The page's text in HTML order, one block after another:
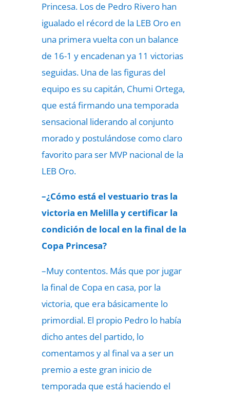
Princesa. Los de Pedro Rivero han
igualado el récord de la LEB Oro en
una primera vuelta con un balance
de 16-1 y encadenan ya 11 victorias
seguidas. Una de las figuras del
equipo es su capitán, Chumi Ortega,
que está firmando una temporada
sensacional liderando al conjunto
morado y postulándose como claro
favorito para ser MVP nacional de la
LEB Oro.
–¿Cómo está el vestuario tras la
victoria en Melilla y certificar la
condición de local en la final de la
Copa Princesa?
–Muy contentos. Más que por jugar
la final de Copa en casa, por la
victoria, que era básicamente lo
primordial. El propio Pedro lo había
dicho antes del partido, lo
comentamos y al final va a ser un
premio a este gran inicio de
temporada que está haciendo el